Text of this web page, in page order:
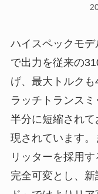
ハイスペックモ
で出力を従来の
げ、最大トルク
ラッチトランス
半分に短縮され
現されています
リッターを採用
完全可変とし、